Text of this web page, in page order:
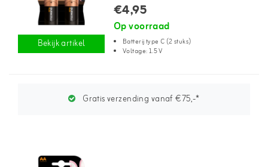
Bekijk artikel
€4,95
Op voorraad
Batterij type C (2 stuks)
Voltage: 1.5 V
Gratis verzending vanaf €75,-*